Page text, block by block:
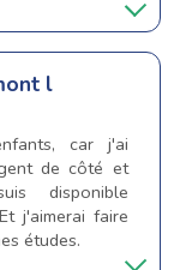
l
car j'ai
de côté et
disponible
j'aimerai faire
études.